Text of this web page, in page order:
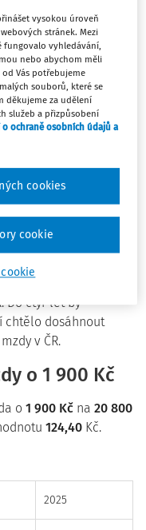
doposud, netrpělivě
v nové výši, ale
výpočtu na základě
připravit
pro výpočet
Ministerstvo
% z průměrné
i pro rok 2026, a to
Do čtyř let by
chtělo dosáhnout
v ČR.
o 1 900 Kč
o 1 900 Kč na 20 800
124,40 Kč.
2025
vysokou úroveň
stránek. Mezi
fungovalo vyhledávání,
nebo abychom měli
Vás potřebujeme
souborů, které se
děkujeme za udělení
služeb a přizpůsobení
o ochraně osobních údajů a
cookies
cookie